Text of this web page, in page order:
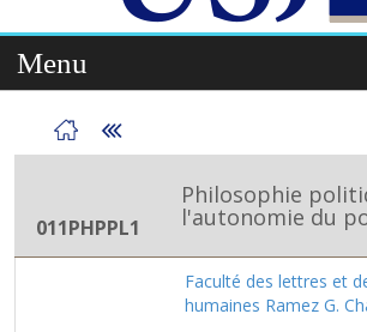
Menu
011PHPPL1
Philosophie
l'autonomie du
Faculté des lettres et
humaines Ramez G.